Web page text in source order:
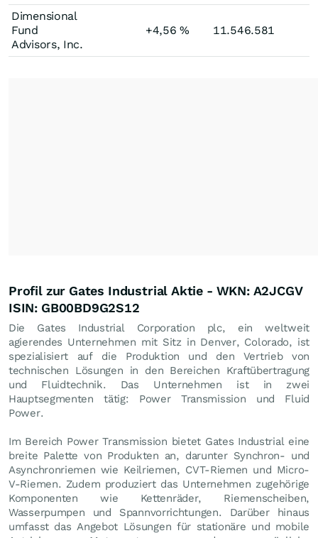
Dimensional
Fund
Advisors, Inc.
+4,56% 11.546.581
Profil zur Gates Industrial Aktie - WKN: A2JCGV
ISIN: GB00BD9G2S12
Die Gates Industrial Corporation plc, ein weltweit
agierendes Unternehmen mit Sitz in Denver, Colorado, ist
spezialisiert auf die Produktion und den Vertrieb von
technischen Lösungen in den Bereichen Kraftübertragung
und Fluidtechnik. Das Unternehmen ist in zwei
Hauptsegmenten tätig: Power Transmission und Fluid
Power.
Im Bereich Power Transmission bietet Gates Industrial eine
breite Palette von Produkten an, darunter Synchron- und
Asynchronriemen wie Keilriemen, CVT-Riemen und Micro-
V-Riemen. Zudem produziert das Unternehmen zugehörige
Komponenten wie Kettenräder, Riemenscheiben,
Wasserpumpen und Spannvorrichtungen. Darüber hinaus
umfasst das Angebot Lösungen für stationäre und mobile